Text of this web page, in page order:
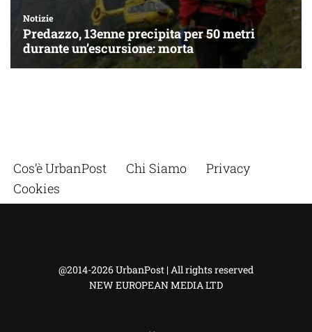
Cos’è UrbanPost Chi Siamo
Privacy
Cookies
@2014-2026 UrbanPost | All rights reserved
NEW EUROPEAN MEDIA LTD